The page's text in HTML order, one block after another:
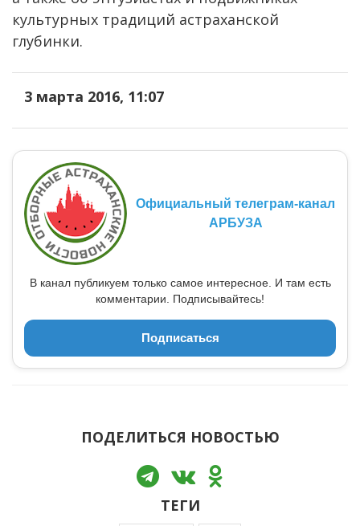
культурных традиций астраханской
глубинки.
3 марта 2016, 11:07
Официальный телеграм-канал
АРБУЗА
В канал публикуем только самое интересное. И там есть
комментарии. Подписывайтесь!
Подписаться
ПОДЕЛИТЬСЯ НОВОСТЬЮ
ТЕГИ